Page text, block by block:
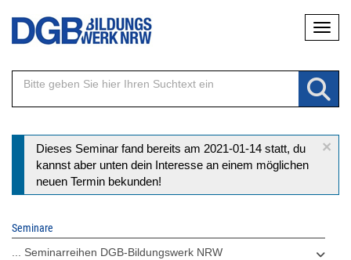
Direkt
Inhalt
×
Statusmeldung
Dieses Seminar fand bereits am 2021-01-14 statt, du
kannst aber unten dein Interesse an einem möglichen
neuen Termin bekunden!
Seminare
... Seminarreihen DGB-Bildungswerk NRW